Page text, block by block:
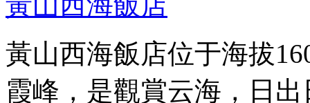
黃山西海飯店位于海拔
霞峰，是觀賞云海，日